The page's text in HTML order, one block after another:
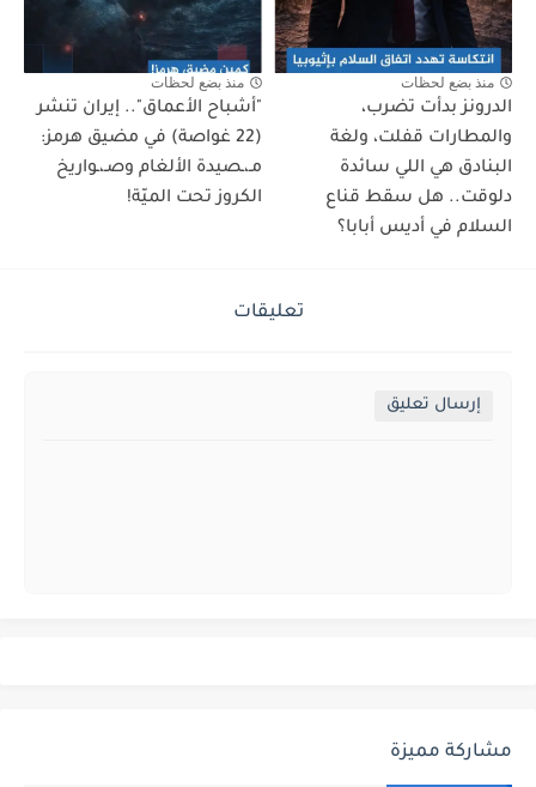
منذ بضع لحظات
الدرونز بدأت تضرب،
والمطارات قفلت، ولغة
البنادق هي اللي سائدة
دلوقت.. هل سقط قناع
السلام في أديس أبابا؟
منذ بضع لحظات
"أشباح الأعماق".. إيران تنشر
(22 غواصة) في مضيق هرمز:
مـ،ـصيدة الألغام وصـ،ـواريخ
الكروز تحت الميّة!
تعليقات
إرسال تعليق
مشاركة مميزة